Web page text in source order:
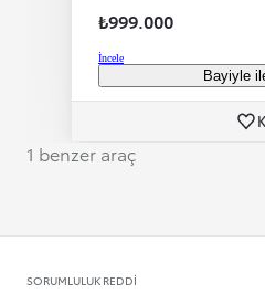
₺999.000
İncele
Bayiyle
1 benzer araç
SORUMLULUK REDDI